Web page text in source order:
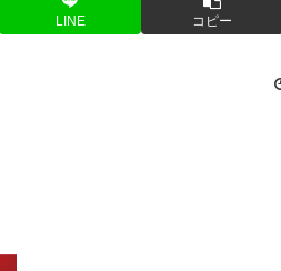
LINE コピー